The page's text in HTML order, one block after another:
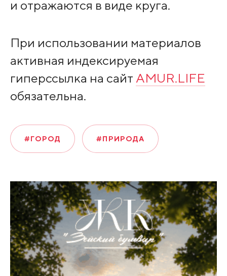
и отражаются в виде круга.
При использовании материалов
активная индексируемая
гиперссылка на сайт AMUR.LIFE
обязательна.
#ГОРОД #ПРИРОДА